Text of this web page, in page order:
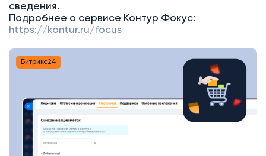
сведения.
Подробнее о сервисе Контур Фокус:
https://kontur.ru/focus
Битрикс24